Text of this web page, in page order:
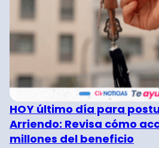
HOY último día para
Arriendo: Revisa cómo
millones del beneficio